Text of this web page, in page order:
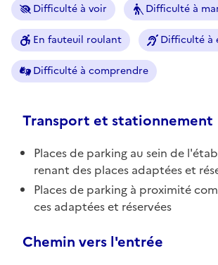
Difficulté à voir Difficulté à
En fauteuil roulant Difficulté à
Difficulté à comprendre
Transport et stationnement
Places de parking au sein de
renant des places adaptées et
Places de parking à proximité
ces adaptées et réservées
Chemin vers l'entrée